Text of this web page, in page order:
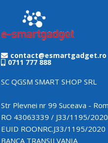
contact@esmartgadget.ro
0711 777 888
SC QGSM SMART SHOP SRL
Str Plevnei nr 99 Suceava -
RO 43063339 / J33/1195/2020
EUID ROONRC.J33/1195/2020
BANCA TRANSILVANIA